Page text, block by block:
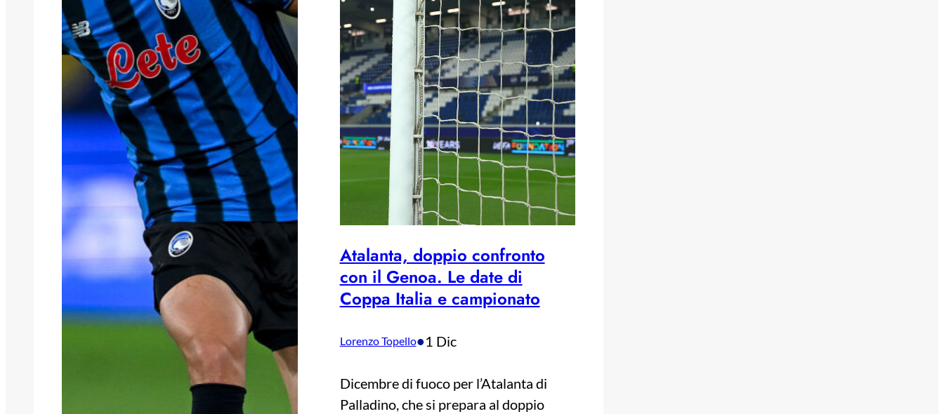
Atalanta, doppio confronto
con il Genoa. Le date di
Coppa Italia e campionato
Lorenzo Topello•1 Dic
Dicembre di fuoco per l’Atalanta di
Palladino, che si prepara al doppio